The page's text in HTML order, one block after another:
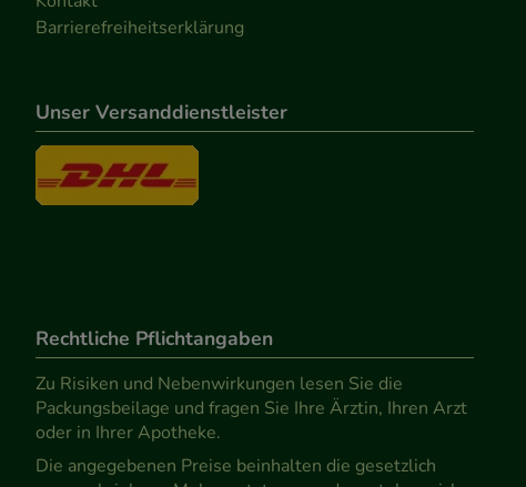
Barrierefreiheitserklärung
Unser Versanddienstleister
Rechtliche Pflichtangaben
Zu Risiken und Nebenwirkungen lesen Sie die
Packungsbeilage und fragen Sie Ihre Ärztin, Ihren Arzt
oder in Ihrer Apotheke.
Die angegebenen Preise beinhalten die gesetzlich